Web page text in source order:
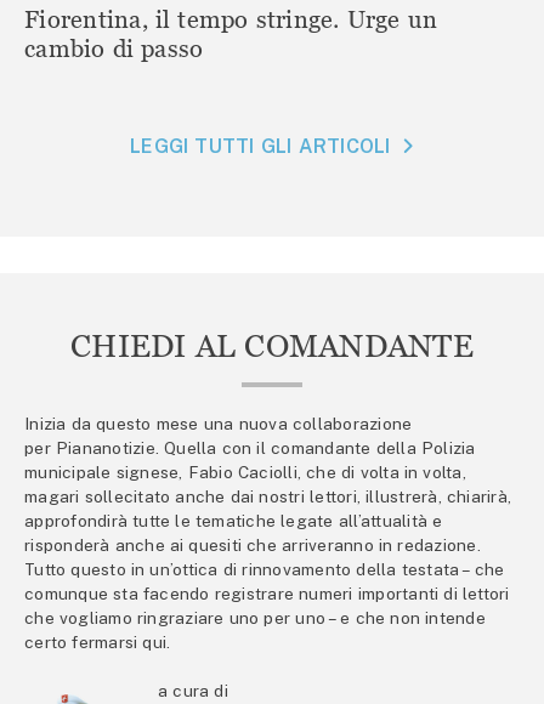
Fiorentina, il tempo stringe. Urge un
cambio di passo
LEGGI TUTTI GLI ARTICOLI
CHIEDI AL COMANDANTE
Inizia da questo mese una nuova collaborazione
per Piananotizie. Quella con il comandante della Polizia
municipale signese, Fabio Caciolli, che di volta in volta,
magari sollecitato anche dai nostri lettori, illustrerà, chiarirà,
approfondirà tutte le tematiche legate all’attualità e
risponderà anche ai quesiti che arriveranno in redazione.
Tutto questo in un’ottica di rinnovamento della testata – che
comunque sta facendo registrare numeri importanti di lettori
che vogliamo ringraziare uno per uno – e che non intende
certo fermarsi qui.
a cura di